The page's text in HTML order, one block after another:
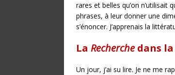
rares et belles qu’on n’utilisait
phrases, à leur donner une
s’énoncer. J’apprenais la
La Recherchedans
Un jour, j’ai su lire. Je ne me